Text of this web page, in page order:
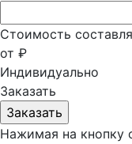
Стоимость
от ₽
Индивидуально
Заказать
Нажимая на кнопку